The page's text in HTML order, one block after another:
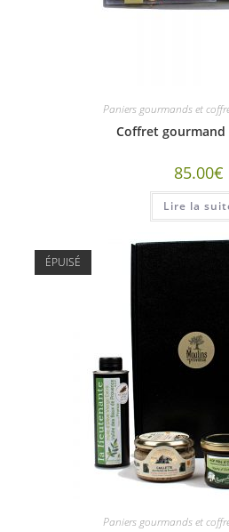
Paniers gourmands et
Coffret gourmand
85.00€
Lire la
ÉPUISÉ
Paniers gourmands et